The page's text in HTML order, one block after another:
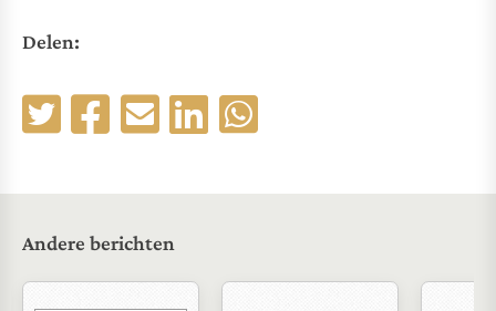
Delen:
Andere berichten